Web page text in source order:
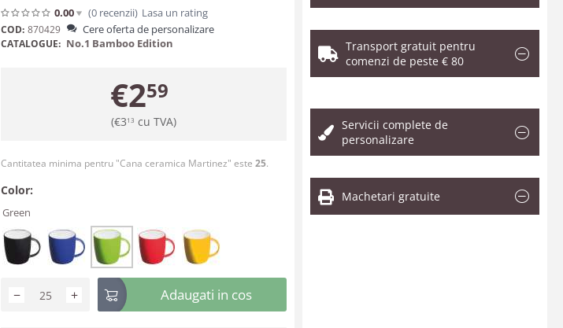
0.00 (0 recenzii) Lasa un rating
COD: 870429 Cere oferta de personalizare
CATALOGUE: No.1 Bamboo Edition
€259
(€313 cu TVA)
Cantitatea minima pentru "Cana ceramica Martinez" este 25.
Color:
Green
+
− Adaugati in cos
Transport gratuit pentru
comenzi de peste € 80
Servicii complete de
personalizare
Machetari gratuite